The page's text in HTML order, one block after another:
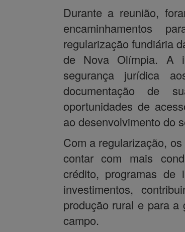
Durante a reunião,
encaminhamentos
regularização fundiária
de Nova Olímpia. A
segurança jurídica
documentação de
oportunidades de
ao desenvolvimento do
Com a regularização,
contar com mais
crédito, programas de
investimentos,
produção rural e para
campo.